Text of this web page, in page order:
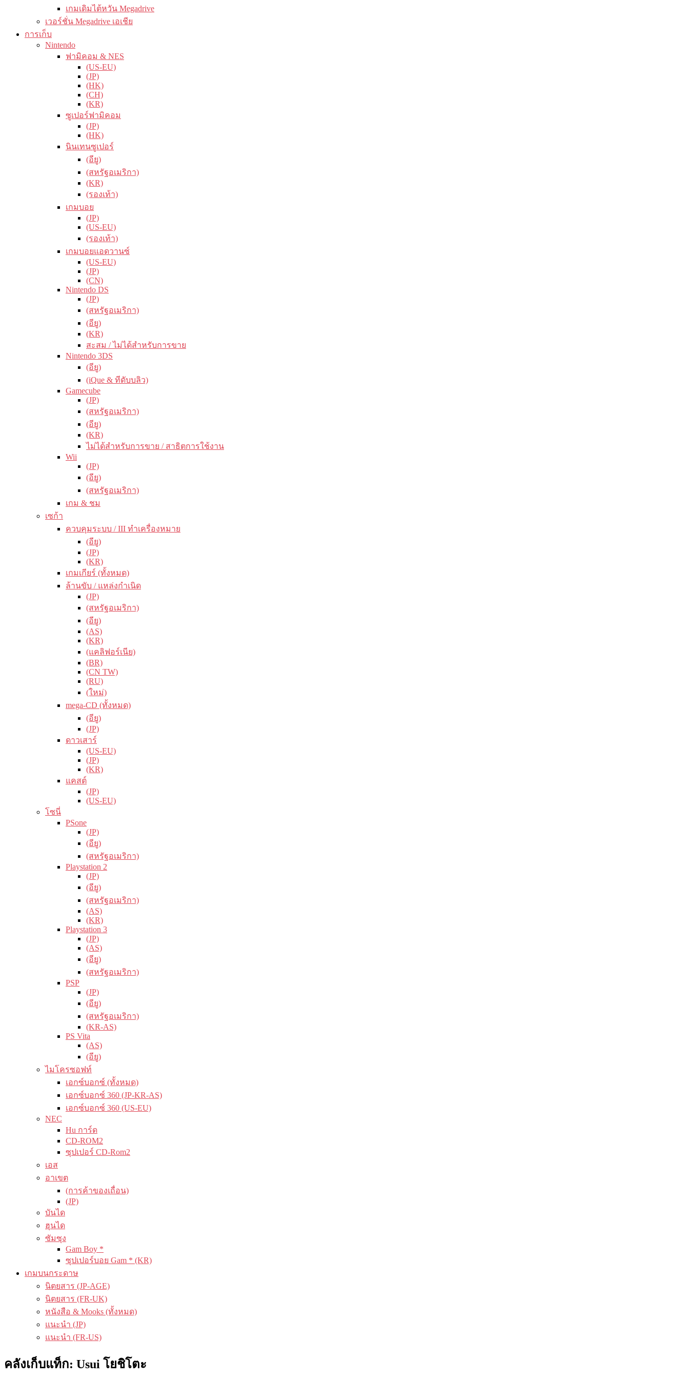
เกมเดิมไต้หวัน Megadrive
เวอร์ชั่น Megadrive เอเชีย
การเก็บ
Nintendo
ฟามิคอม & NES
(US-EU)
(JP)
(HK)
(CH)
(KR)
ซูเปอร์ฟามิคอม
(JP)
(HK)
นินเทนซูเปอร์
(อียู)
(สหรัฐอเมริกา)
(KR)
(รองเท้า)
เกมบอย
(JP)
(US-EU)
(รองเท้า)
เกมบอยแอดวานซ์
(US-EU)
(JP)
(CN)
Nintendo DS
(JP)
(สหรัฐอเมริกา)
(อียู)
(KR)
สะสม / ไม่ได้สำหรับการขาย
Nintendo 3DS
(อียู)
(iQue & ทีดับบลิว)
Gamecube
(JP)
(สหรัฐอเมริกา)
(อียู)
(KR)
ไม่ได้สำหรับการขาย / สาธิตการใช้งาน
Wii
(JP)
(อียู)
(สหรัฐอเมริกา)
เกม & ชม
เซก้า
ควบคุมระบบ / III ทำเครื่องหมาย
(อียู)
(JP)
(KR)
เกมเกียร์ (ทั้งหมด)
ล้านขับ / แหล่งกำเนิด
(JP)
(สหรัฐอเมริกา)
(อียู)
(AS)
(KR)
(แคลิฟอร์เนีย)
(BR)
(CN TW)
(RU)
(ใหม่)
mega-CD (ทั้งหมด)
(อียู)
(JP)
ดาวเสาร์
(US-EU)
(JP)
(KR)
แคสต์
(JP)
(US-EU)
โซนี่
PSone
(JP)
(อียู)
(สหรัฐอเมริกา)
Playstation 2
(JP)
(อียู)
(สหรัฐอเมริกา)
(AS)
(KR)
Playstation 3
(JP)
(AS)
(อียู)
(สหรัฐอเมริกา)
PSP
(JP)
(อียู)
(สหรัฐอเมริกา)
(KR-AS)
PS Vita
(AS)
(อียู)
ไมโครซอฟท์
เอกซ์บอกซ์ (ทั้งหมด)
เอกซ์บอกซ์ 360 (JP-KR-AS)
เอกซ์บอกซ์ 360 (US-EU)
NEC
Hu การ์ด
CD-ROM2
ซุปเปอร์ CD-Rom2
เอส
อาเขต
(การค้าของเถื่อน)
(JP)
บันได
ฮุนได
ซัมซุง
Gam Boy *
ซุปเปอร์บอย Gam * (KR)
เกมบนกระดาษ
นิตยสาร (JP-AGE)
นิตยสาร (FR-UK)
หนังสือ & Mooks (ทั้งหมด)
แนะนำ (JP)
แนะนำ (FR-US)
คลังเก็บแท็ก: Usui โยชิโตะ